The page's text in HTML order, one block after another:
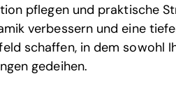
pflegen und praktische
verbessern und eine
schaffen, in dem sowohl
gedeihen.